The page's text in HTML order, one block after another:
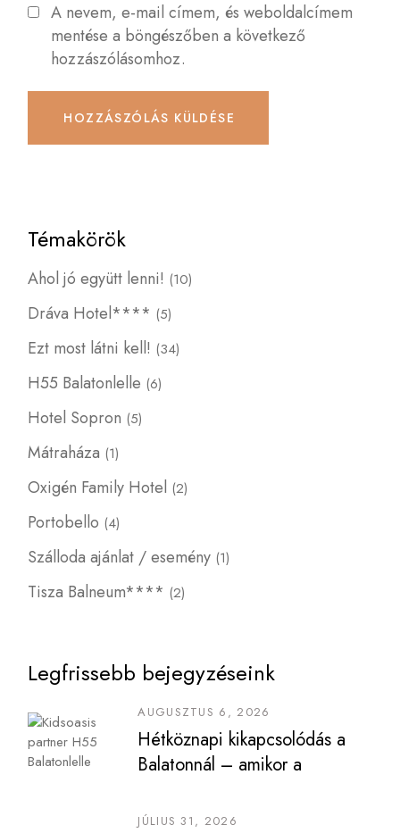
A nevem, e-mail címem, és weboldalcímem
mentése a böngészőben a következő
hozzászólásomhoz.
HOZZÁSZÓLÁS KÜLDÉSE
Témakörök
Ahol jó együtt lenni! (10)
Dráva Hotel**** (5)
Ezt most látni kell! (34)
H55 Balatonlelle (6)
Hotel Sopron (5)
Mátraháza (1)
Oxigén Family Hotel (2)
Portobello (4)
Szálloda ajánlat / esemény (1)
Tisza Balneum**** (2)
Legfrissebb bejegyzéseink
AUGUSZTUS 6, 2026
Hétköznapi kikapcsolódás a
Balatonnál – amikor a
JÚLIUS 31, 2026